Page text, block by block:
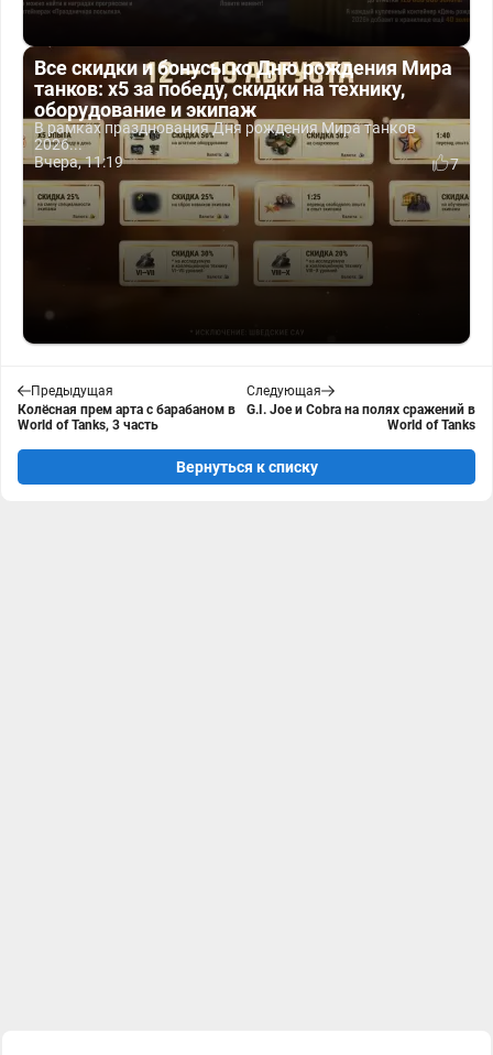
Все скидки и бонусы ко Дню рождения Мира
танков: x5 за победу, скидки на технику,
оборудование и экипаж
В рамках празднования Дня рождения Мира танков
2026...
Вчера, 11:19
7
Предыдущая
Колёсная прем арта с барабаном в
World of Tanks, 3 часть
Следующая
G.I. Joe и Cobra на полях сражений в
World of Tanks
Вернуться к списку